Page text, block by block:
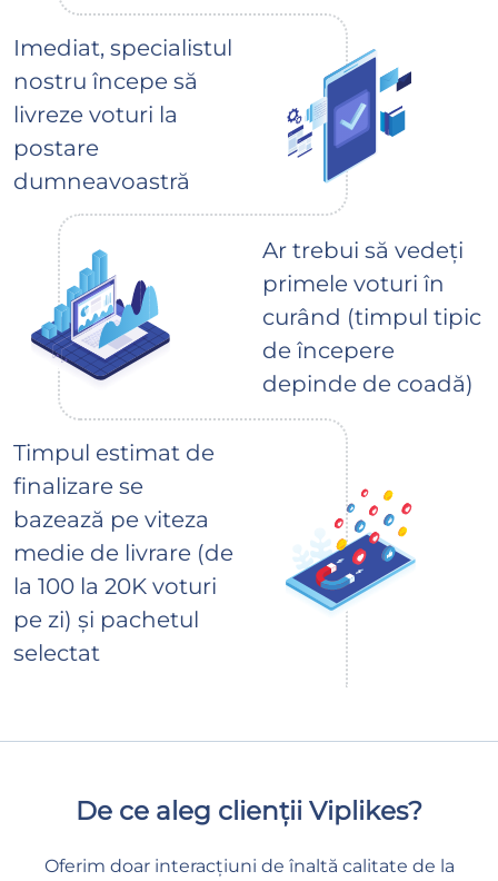
Imediat, specialistul
nostru începe să
livreze voturi la
postare
dumneavoastră
Ar trebui să vedeți
primele voturi în
curând (timpul tipic
de începere
depinde de coadă)
Timpul estimat de
finalizare se
bazează pe viteza
medie de livrare (de
la 100 la 20K voturi
pe zi) și pachetul
selectat
De ce aleg clienții Viplikes?
Oferim doar interacțiuni de înaltă calitate de la